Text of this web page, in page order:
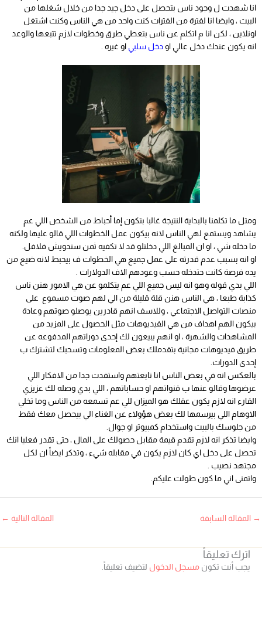
انا شهدت ل وجود ناس بتحصل على دخل جيد جدا من خلال شغلها من
البيت ، وايضا انا لفترة من الفترات كنت واحد من هي الناس وكنت اشتغل
اونلاين ، لكن انا م اتكلم عن ناس بتعطي طرق وخطوات لازم تتبعها والوعد
انه يكون عندك دخل عالي او دخل سلبي او غيره
ومتل ما تكلمنا بالبداية النتيجة غالبا بتكون إما أحباط من الشخص اللي عم
يشاهد ويستمع لهي الناس لانه بيكون عمل الخطوات اللي قالو عليها ولكنه
ما دخله شي ، او ان المبالغ اللي دخلتلو قد لا تكفيه ثمن سندويش فلافل.
او انه بسبب عدم قدرته على عمل جميع هي الخطوات ف بيحبط لانه ضيع من
يده فرصة كانت حتدخله حسب وعودهم الاف الدولارات .
اللي بدي قوله وهو انه ليس جميع اللي عم يتكلمو عن هي الامور هنن ناس
كذابة طبعا ، هي الناس هنن قلة قليلة من الي لهم صوت مسموع على
منصات التواصل الاجتماعي ، وللاسف انهم قادرين يوصلو صوتهم وعادة
بيكون الهم اهداف من هي الفيديوهات مثل الحصول على المزيد من
المشاهدات والشهرة ، او انهم يبيعون لك إحدى دوراتهم المدفوعه عن
طريق فيديوهات مجانية بتقدملك بعض المعلومات وتسحبك لتشترك ب
إحدى الدورات.
بالعكس انه في بعض الناس انا تابعتهم واستفدت جدا من الافكار اللي
عرضوها وقالو عنها ب قنواتهم او حساباتهم ، اللي بدي وصله لك عزيزي
القارء انه لازم يكون عقلك هو الميزان للي عم تسمعه من الناس وما تخلي
الاوهام اللي بيرسمها لك بعض هؤولاء عن الغناء الي بيحصل معك فقط
من جلوسك بالبيت واستخدام كمبيوتر او جوال.
وايضا تذكر انه لازم تقدم قيمة مقابل حصولك على المال ، حتى تقدر فعليا انك
تحصل على دخل اي كان لازم يكون في مقابله شيء ، وتذكر ايضاً ان لكل
مجتهد نصيب .
واتمنى اني ما كون طولت عليكم.
→ المقالة السابقة المقالة التالية ←
اترك تعليقاً
يجب أنت تكون مسجل الدخول لتضيف تعليقاً.